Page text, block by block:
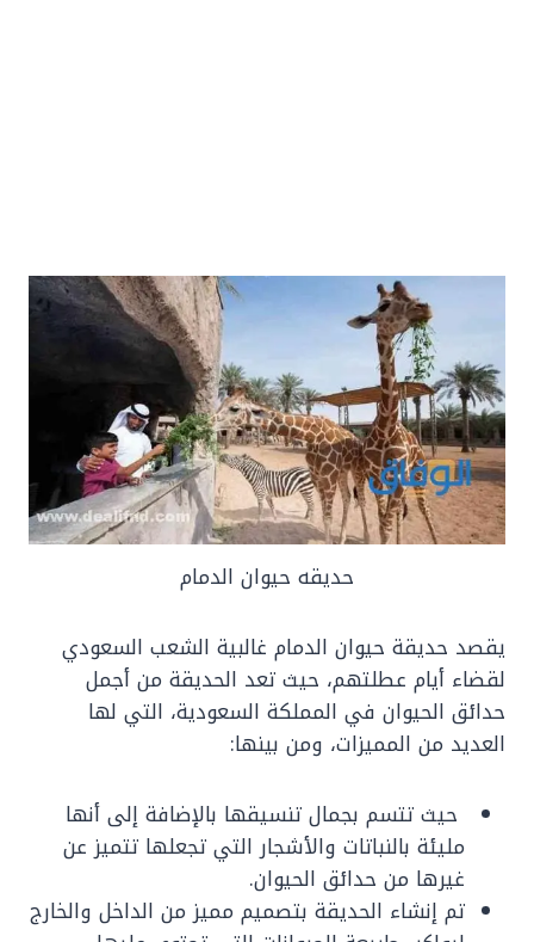
حديقه حيوان الدمام
يقصد حديقة حيوان الدمام غالبية الشعب السعودي
لقضاء أيام عطلتهم، حيث تعد الحديقة من أجمل
حدائق الحيوان في المملكة السعودية، التي لها
العديد من المميزات، ومن بينها:
حيث تتسم بجمال تنسيقها بالإضافة إلى أنها
مليئة بالنباتات والأشجار التي تجعلها تتميز عن
غيرها من حدائق الحيوان.
تم إنشاء الحديقة بتصميم مميز من الداخل والخارج